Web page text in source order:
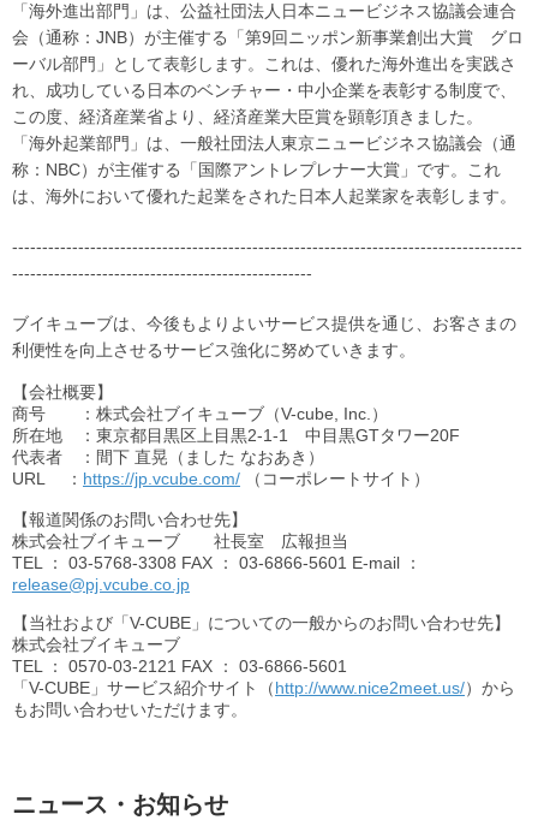
「海外進出部門」は、公益社団法人日本ニュービジネス協議会連合
会（通称：JNB）が主催する「第9回ニッポン新事業創出大賞 グロ
ーバル部門」として表彰します。これは、優れた海外進出を実践さ
れ、成功している日本のベンチャー・中小企業を表彰する制度で、
この度、経済産業省より、経済産業大臣賞を顕彰頂きました。
「海外起業部門」は、一般社団法人東京ニュービジネス協議会（通
称：NBC）が主催する「国際アントレプレナー大賞」です。これ
は、海外において優れた起業をされた日本人起業家を表彰します。
-------------------------------------------------------------------------------------
--------------------------------------------------
ブイキューブは、今後もよりよいサービス提供を通じ、お客さまの
利便性を向上させるサービス強化に努めていきます。
【会社概要】
商号 ：株式会社ブイキューブ（V-cube, Inc.）
所在地 ：東京都目黒区上目黒2-1-1 中目黒GTタワー20F
代表者 ：間下 直晃（ました なおあき）
URL
： https://jp.vcube.com/ （コーポレートサイト）
【報道関係のお問い合わせ先】
株式会社ブイキューブ 社長室 広報担当
TEL
： 03-5768-3308 FAX
： 03-6866-5601 E-mail ：
release@pj.vcube.co.jp
【当社および「V-CUBE」についての一般からのお問い合わせ先】
株式会社ブイキューブ
TEL
： 0570-03-2121 FAX
： 03-6866-5601
「V-CUBE」サービス紹介サイト（http://www.nice2meet.us/）から
もお問い合わせいただけます。
ニュース・お知らせ